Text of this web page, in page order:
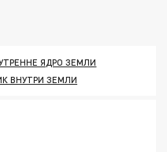
ЯДРО ЗЕМЛИ
ВНУТРИ ЗЕМЛИ